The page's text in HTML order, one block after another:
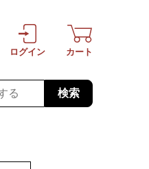
検索
ログイン カート